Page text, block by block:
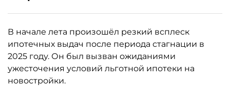
В начале лета произошёл резкий всплеск
ипотечных выдач после периода стагнации в
2025 году. Он был вызван ожиданиями
ужесточения условий льготной ипотеки на
новостройки.